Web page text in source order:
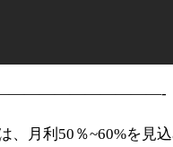
、月利50％~60%を見